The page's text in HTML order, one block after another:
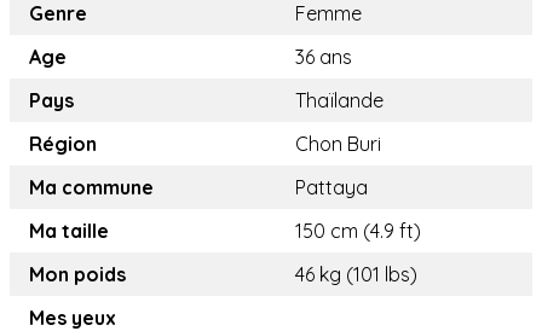
Genre
Femme
Age
36 ans
Pays
Thaïlande
Région
Chon Buri
Ma commune
Pattaya
Ma taille
150 cm (4.9 ft)
Mon poids
46 kg (101 lbs)
Mes yeux